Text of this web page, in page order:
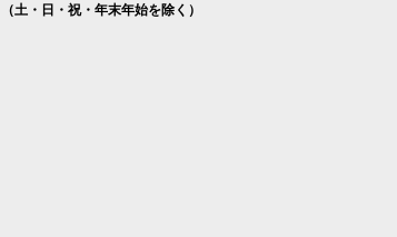
（土・日・祝・年末年始を除く）